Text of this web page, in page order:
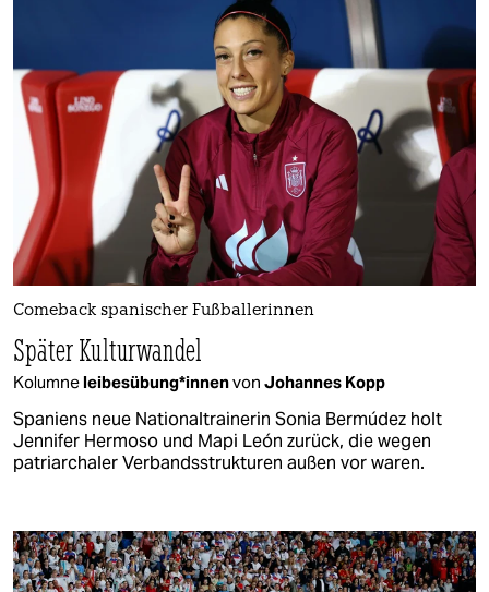
Comeback spanischer Fußballerinnen
Später Kulturwandel
Kolumnelei­bes­übun­g*in­nenvon Johannes Kopp
Spaniens neue Nationaltrainerin Sonia Bermúdez holt
Jennifer Hermoso und Mapi León zurück, die wegen
patriarchaler Verbandsstrukturen außen vor waren.